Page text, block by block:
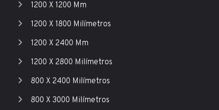
1200 X 1200 Mm
1200 X 1800 Milímetros
1200 X 2400 Mm
1200 X 2800 Milímetros
800 X 2400 Milímetros
800 X 3000 Milímetros